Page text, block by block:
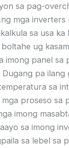
sa pag-
mga inverters
sa usa ka
ug
imong panel sa
pa ilang
sa
proseso sa
imong
sa imong
sa lebel sa